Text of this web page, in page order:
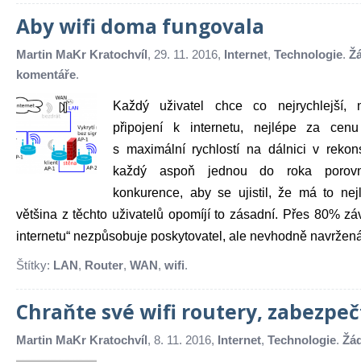
Aby wifi doma fungovala
Martin MaKr Kratochvíl , 29. 11. 2016, Internet, Technologie.
komentáře.
Každý uživatel chce co nejrychlejší,
připojení k internetu, nejlépe za cenu
s maximální rychlostí na dálnici v
každý aspoň jednou do roka
konkurence, aby se ujistil, že má to
většina z těchto uživatelů opomíjí to zásadní. Přes 80%
internetu“ nezpůsobuje poskytovatel, ale nevhodně
Štítky: LAN , Router, WAN , wifi.
Chraňte své wifi routery,
Martin MaKr Kratochvíl , 8. 11. 2016, Internet, Technologie.